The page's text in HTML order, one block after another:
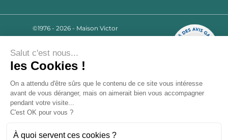
©1976 - 2026 - Maison Victor
Mentions légales
C.G.V.
FAQ
Salut c'est nous...
les Cookies !
On a attendu d'être sûrs que le contenu de ce site vous intéresse
avant de vous déranger, mais on aimerait bien vous accompagner
pendant votre visite...
C'est OK pour vous ?
À quoi servent ces cookies ?